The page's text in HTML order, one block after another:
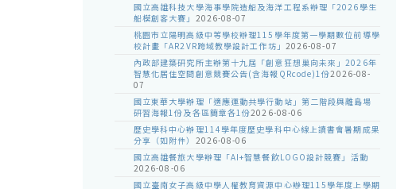
國立高雄科技大學海事學院造船及海洋工程系辦理「2026學生
船模創客大賽」 2026-08-07
桃園市立陽明高級中等學校辦理115學年度第一學期數位前導學
校計畫「AR2VR跨域教學設計工作坊」 2026-08-07
內政部建築研究所主辦第十九屆「創意狂想巢向未來」2026年
智慧化居住空間創意競賽公告(含海報QRcode)1份2026-08-
07
國立東華大學辦理「適應運動共學行動站」第二階段與離島場
研習海報1份及各區簡章各1份2026-08-06
歷史學科中心辦理114學年度歷史學科中心線上讀書會暑期成果
分享（如附件） 2026-08-06
國立高雄餐旅大學辦理「AI+智慧餐飲LOGO設計競賽」活動
2026-08-06
國立臺南女子高級中學人權教育資源中心辦理115學年度上學期